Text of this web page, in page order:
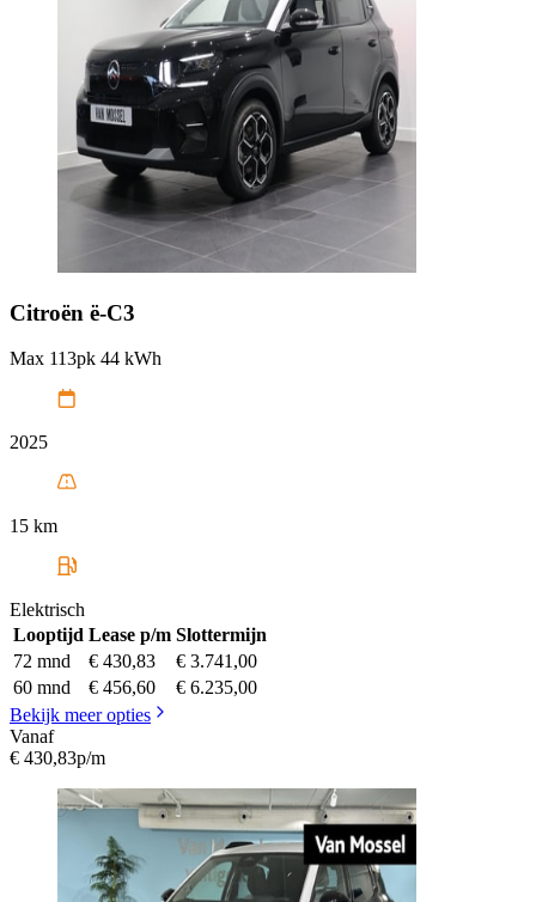
Citroën ë-C3
Max 113pk 44 kWh
2025
15 km
Elektrisch
Looptijd Lease p/m Slottermijn
72 mnd
€ 430,83
€ 3.741,00
60 mnd
€ 456,60
€ 6.235,00
Bekijk meer opties
Vanaf
€ 430,83p/m